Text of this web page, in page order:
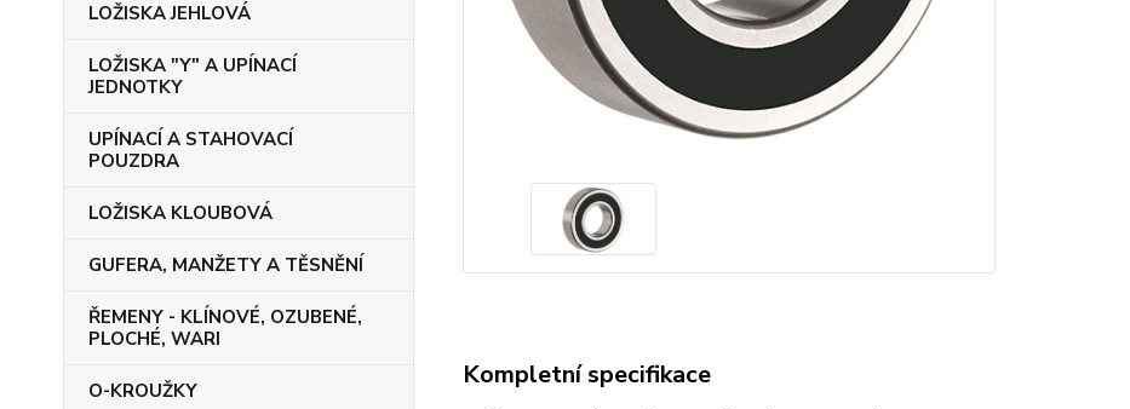
LOŽISKA JEHLOVÁ
LOŽISKA "Y" A UPÍNACÍ
JEDNOTKY
UPÍNACÍ A STAHOVACÍ
POUZDRA
LOŽISKA KLOUBOVÁ
GUFERA, MANŽETY A TĚSNĚNÍ
ŘEMENY - KLÍNOVÉ, OZUBENÉ,
PLOCHÉ, WARI
O-KROUŽKY Kompletní specifikace